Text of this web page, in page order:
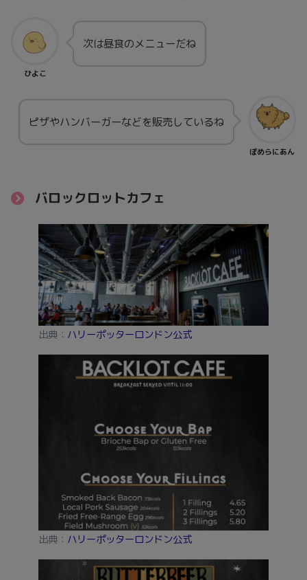
ひよこ
次は昼食のメニューだね
ぽめらにあん
ピザやハンバーガーなどを販売しているね
バロックロットカフェ
出典： ハリーポッターロンドン公式
出典： ハリーポッターロンドン公式